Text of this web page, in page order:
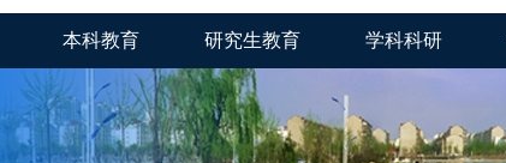
本科教育 研究生教育 学科科研